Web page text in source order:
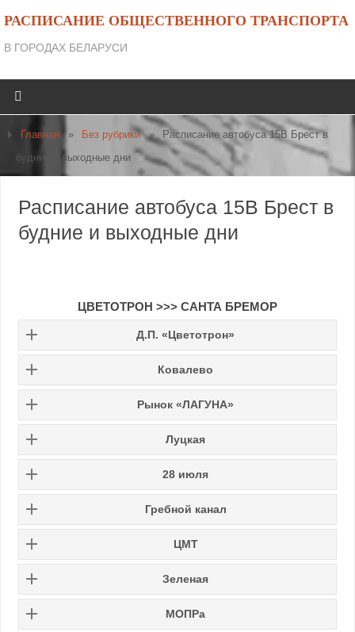
РАСПИСАНИЕ ОБЩЕСТВЕННОГО ТРАНСПОРТА
В ГОРОДАХ БЕЛАРУСИ
Главная » Без рубрики » Расписание автобуса 15B Брест в
будние и выходные дни
Расписание автобуса 15B Брест в
будние и выходные дни
ЦВЕТОТРОН >>> САНТА БРЕМОР
Д.П. «Цветотрон»
Ковалево
Рынок «ЛАГУНА»
Луцкая
28 июля
Гребной канал
ЦМТ
Зеленая
МОПРа